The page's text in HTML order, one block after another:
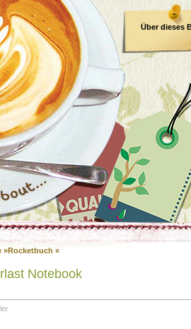
Über dieses
»Rocketbuch «
Notebook